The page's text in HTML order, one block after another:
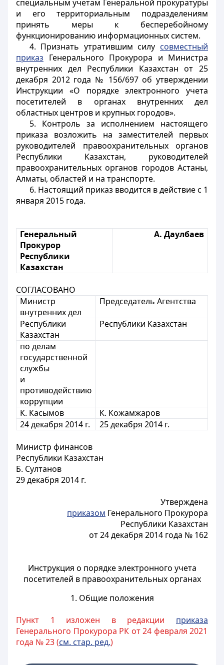
специальным учетам Генеральной прокуратуры
и его территориальным подразделениям
принять меры к бесперебойному
функционированию информационных систем.
4. Признать утратившим силу совместный
приказ Генерального Прокурора и Министра
внутренних дел Республики Казахстан от 25
декабря 2012 года № 156/697 об утверждении
Инструкции «О порядке электронного учета
посетителей в органах внутренних дел
областных центров и крупных городов».
5. Контроль за исполнением настоящего
приказа возложить на заместителей первых
руководителей правоохранительных органов
Республики Казахстан, руководителей
правоохранительных органов городов Астаны,
Алматы, областей и на транспорте.
6. Настоящий приказ вводится в действие с 1
января 2015 года.
Генеральный
Прокурор
Республики
Казахстан
А. Даулбаев
СОГЛАСОВАНО
Министр
внутренних дел
Председатель Агентства
Республики
Казахстан
Республики Казахстан
по делам
государственной
службы
и
противодействию
коррупции
К. Касымов
К. Кожамжаров
24 декабря 2014 г.
25 декабря 2014 г.
Министр финансов
Республики Казахстан
Б. Султанов
29 декабря 2014 г.
Утверждена
приказом Генерального Прокурора
Республики Казахстан
от 24 декабря 2014 года № 162
Инструкция о порядке электронного учета
посетителей в правоохранительных органах
1. Общие положения
Пункт 1 изложен в редакции приказа
Генерального Прокурора РК от 24 февраля 2021
года № 23 (см. стар. ред.)